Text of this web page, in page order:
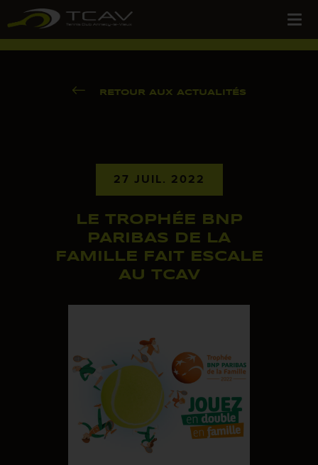
RETOUR AUX ACTUALITÉS
27 JUIL. 2022
LE TROPHÉE BNP
PARIBAS DE LA
FAMILLE FAIT ESCALE
AU TCAV